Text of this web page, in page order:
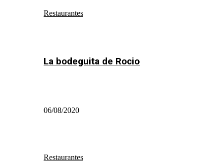
Restaurantes
La bodeguita de Rocio
06/08/2020
Restaurantes